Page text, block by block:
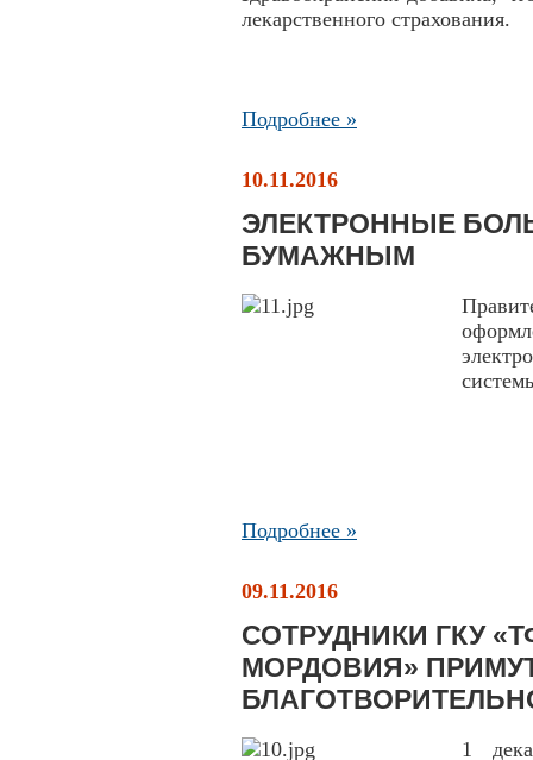
лекарственного страхования.
Подробнее »
10.11.2016
ЭЛЕКТРОННЫЕ
БУМАЖНЫМ
Подробнее »
09.11.2016
СОТРУДНИКИ ГКУ
МОРДОВИЯ»
1